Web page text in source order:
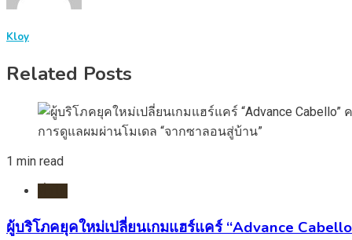
Kloy
Related Posts
1 min read
ผู้บริโภคยุคใหม่เปลี่ยนเกมแฮร์แคร์ “Advance